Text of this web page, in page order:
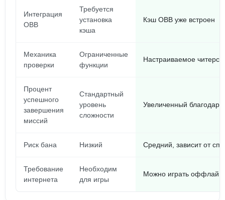
Интеграция
OBB
Требуется
установка
кэша
Кэш OBB уже встроен
Механика
проверки
Ограниченные
функции
Настраиваемое
Процент
успешного
завершения
миссий
Стандартный
уровень
сложности
Увеличенный
Риск бана Низкий Средний, зависит от
Требование
интернета
Необходим
для игры
Можно играть оффлайн